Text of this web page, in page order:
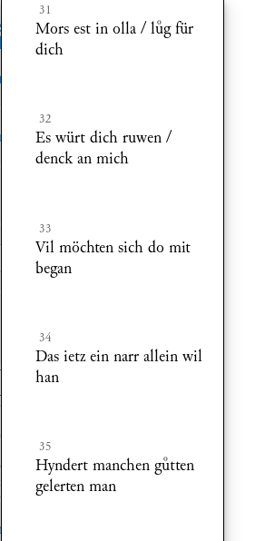
in Zwischenablage kopieren
31
Mors est in olla / lg für
dich
32
Es würt dich ruwen /
denck an mich
33
Vil möchten sich do mit
began
34
Das ietz ein narr allein wil
han
35
Hyndert manchen gtten
gelerten man